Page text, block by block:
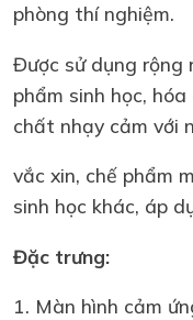
phòng thí nghiệm.
Được sử dụng rộng
phẩm sinh học,
chất nhạy cảm với
vắc xin, chế phẩm
sinh học khác, áp
Đặc trưng:
1. Màn hình cảm